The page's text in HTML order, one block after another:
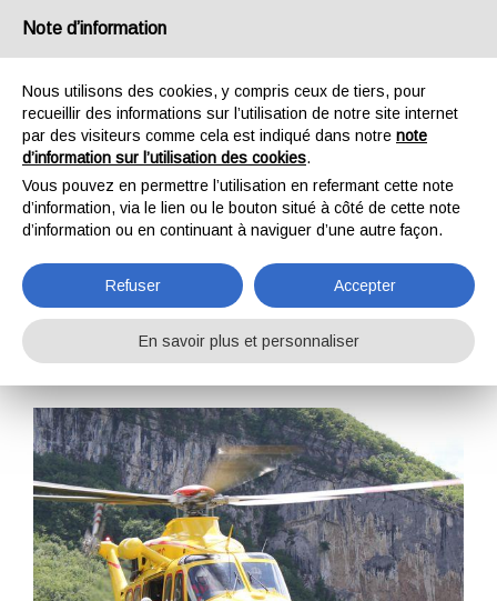
CORRECT USE OF KONG STRETCHERS 1
CORRECT USE OF
KONG STRETCHERS 1
Note d’information
Nous utilisons des cookies, y compris ceux de tiers, pour
recueillir des informations sur l’utilisation de notre site internet
par des visiteurs comme cela est indiqué dans notre note
d’information sur l’utilisation des cookies.
Vous pouvez en permettre l’utilisation en refermant cette note
d’information, via le lien ou le bouton situé à côté de cette note
d’information ou en continuant à naviguer d’une autre façon.
Refuser Accepter
En savoir plus et personnaliser